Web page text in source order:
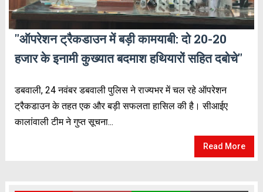
"ऑपरेशन ट्रैकडाउन में बड़ी कामयाबी: दो 20-20
हजार के इनामी कुख्यात बदमाश हथियारों सहित दबोचे"
डबवाली, 24 नवंबर डबवाली पुलिस ने राज्यभर में चल रहे ऑपरेशन
ट्रैकडाउन के तहत एक और बड़ी सफलता हासिल की है। सीआईए
कालांवाली टीम ने गुप्त सूचना...
Read More